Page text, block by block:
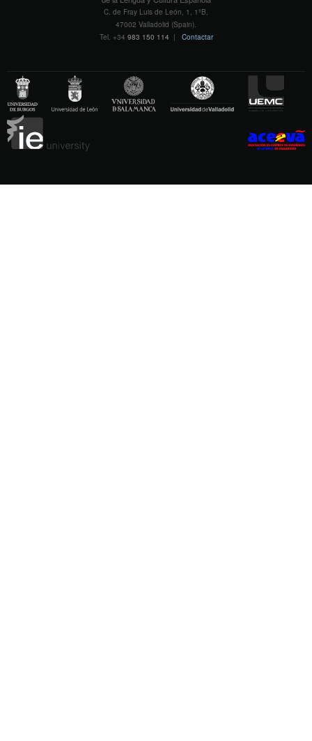
C. de Fray Luis de León, 1, 1ºB,
47002 Valladolid (Spain).
Tel. +34 983 150 114 | Contactar